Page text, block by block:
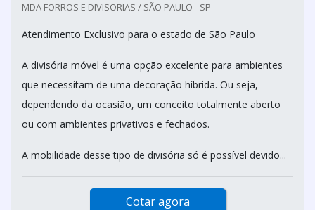
MDA FORROS E DIVISORIAS / SÃO PAULO - SP
Atendimento Exclusivo para o estado de São Paulo
A divisória móvel é uma opção excelente para ambientes
que necessitam de uma decoração híbrida. Ou seja,
dependendo da ocasião, um conceito totalmente aberto
ou com ambientes privativos e fechados.
A mobilidade desse tipo de divisória só é possível devido...
Cotar agora